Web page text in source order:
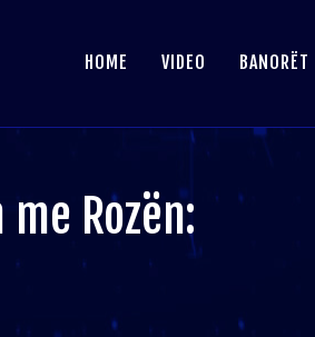
HOME VIDEO BANORËT
Rozën: